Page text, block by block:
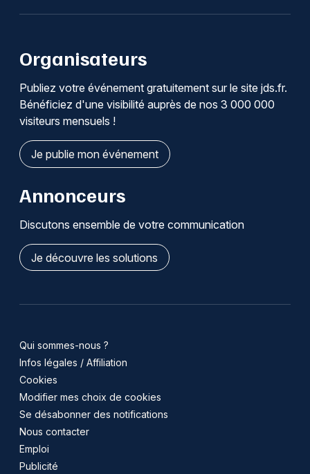
Organisateurs
Publiez votre événement gratuitement sur le site jds.fr.
Bénéficiez d'une visibilité auprès de nos 3 000 000
visiteurs mensuels !
Je publie mon événement
Annonceurs
Discutons ensemble de votre communication
Je découvre les solutions
Qui sommes-nous ?
Infos légales / Affiliation
Cookies
Modifier mes choix de cookies
Se désabonner des notifications
Nous contacter
Emploi
Publicité